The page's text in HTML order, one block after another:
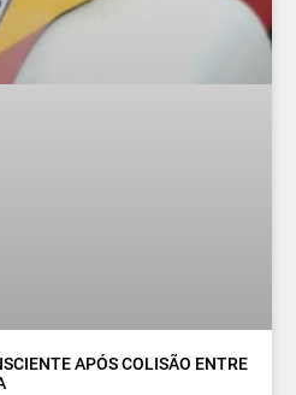
APÓS COLISÃO ENTRE